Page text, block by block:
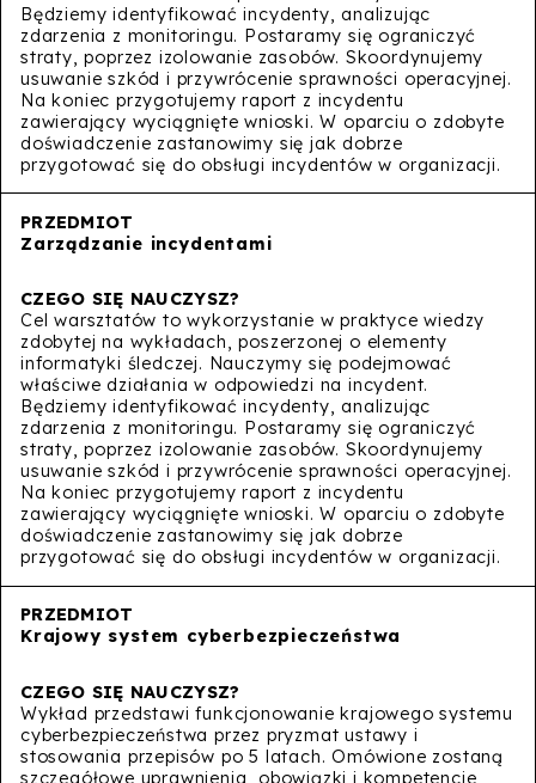
Będziemy identyfikować incydenty, analizując
zdarzenia z monitoringu. Postaramy się ograniczyć
straty, poprzez izolowanie zasobów. Skoordynujemy
usuwanie szkód i przywrócenie sprawności operacyjnej.
Na koniec przygotujemy raport z incydentu
zawierający wyciągnięte wnioski. W oparciu o zdobyte
doświadczenie zastanowimy się jak dobrze
przygotować się do obsługi incydentów w organizacji.
Zarządzanie incydentami
Cel warsztatów to wykorzystanie w praktyce wiedzy
zdobytej na wykładach, poszerzonej o elementy
informatyki śledczej. Nauczymy się podejmować
właściwe działania w odpowiedzi na incydent.
Będziemy identyfikować incydenty, analizując
zdarzenia z monitoringu. Postaramy się ograniczyć
straty, poprzez izolowanie zasobów. Skoordynujemy
usuwanie szkód i przywrócenie sprawności operacyjnej.
Na koniec przygotujemy raport z incydentu
zawierający wyciągnięte wnioski. W oparciu o zdobyte
doświadczenie zastanowimy się jak dobrze
przygotować się do obsługi incydentów w organizacji.
Krajowy system cyberbezpieczeństwa
Wykład przedstawi funkcjonowanie krajowego systemu
cyberbezpieczeństwa przez pryzmat ustawy i
stosowania przepisów po 5 latach. Omówione zostaną
szczegółowe uprawnienia, obowiązki i kompetencje